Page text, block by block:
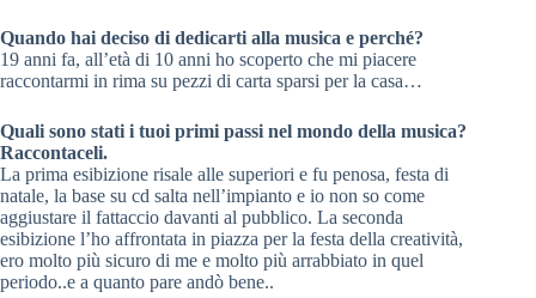
Quando hai deciso di dedicarti alla musica e perché?
19 anni fa, all’età di 10 anni ho scoperto che mi piacere
raccontarmi in rima su pezzi di carta sparsi per la casa…
Quali sono stati i tuoi primi passi nel mondo della musica?
Raccontaceli.
La prima esibizione risale alle superiori e fu penosa, festa di
natale, la base su cd salta nell’impianto e io non so come
aggiustare il fattaccio davanti al pubblico. La seconda
esibizione l’ho affrontata in piazza per la festa della creatività,
ero molto più sicuro di me e molto più arrabbiato in quel
periodo..e a quanto pare andò bene..